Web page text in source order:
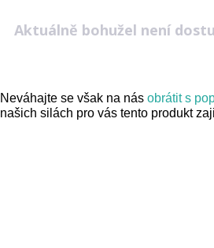
Aktuálně bohužel není
Neváhajte se však na nás obrátit s
našich silách pro vás tento produkt